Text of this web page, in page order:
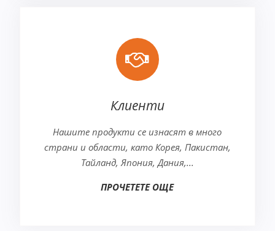
Клиенти
Нашите продукти се изнасят в много
страни и области, като Корея, Пакистан,
Тайланд, Япония, Дания,...
ПРОЧЕТЕТЕ ОЩЕ